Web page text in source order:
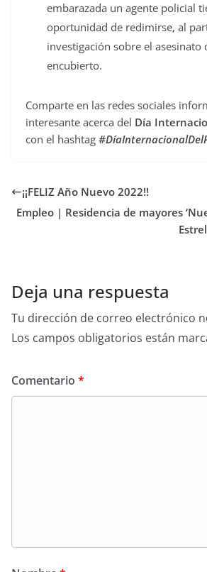
embarazada un agente policial
oportunidad de redimirse, al
investigación sobre el asesinato
encubierto.
Comparte en las redes sociales
interesante acerca del Día
con el hashtag
¡¡FELIZ Año Nuevo 2022!!
Empleo | Residencia de mayores
Deja una respuesta
Tu dirección de correo electrónico
Los campos obligatorios están
Comentario *